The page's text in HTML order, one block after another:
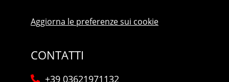
Aggiorna le preferenze sui cookie
CONTATTI
+39 03621971132